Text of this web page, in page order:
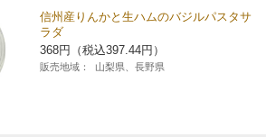
信州産りんかと生ハムのバジルパスタサ
ラダ
368円（税込397.44円）
販売地域： 山梨県、長野県